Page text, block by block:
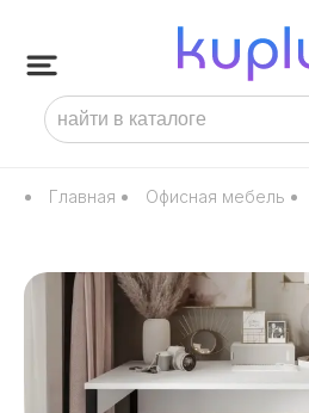
Главная Офисная мебель